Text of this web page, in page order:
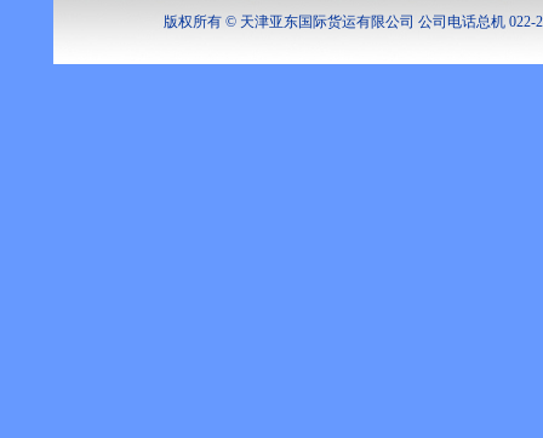
版权所有 © 天津亚东国际货运有限公司 公司电话总机 022-